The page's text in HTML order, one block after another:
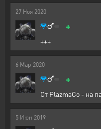
27 Ноя 2020
+
+++
6 Мар 2020
+
От PlazmaCo - на
5 Июн 2019